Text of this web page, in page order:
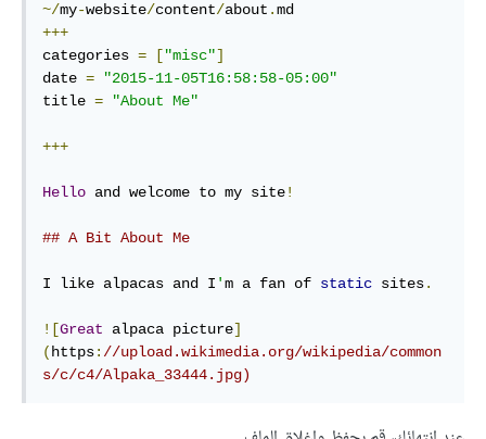
~/my-website/content/about .
+++
categories = ["misc"]
date =
"2015-11-05T16:58:58-05:00"
title = "About Me"
+++
Hello and welcome to my site!
## A Bit About Me
I like alpacas and I 'm a fan of static sites.
![Great alpaca picture]
( https: //upload.wikimedia.org/wikipedia/common
s/c/c4/Alpaka_33444.jpg)